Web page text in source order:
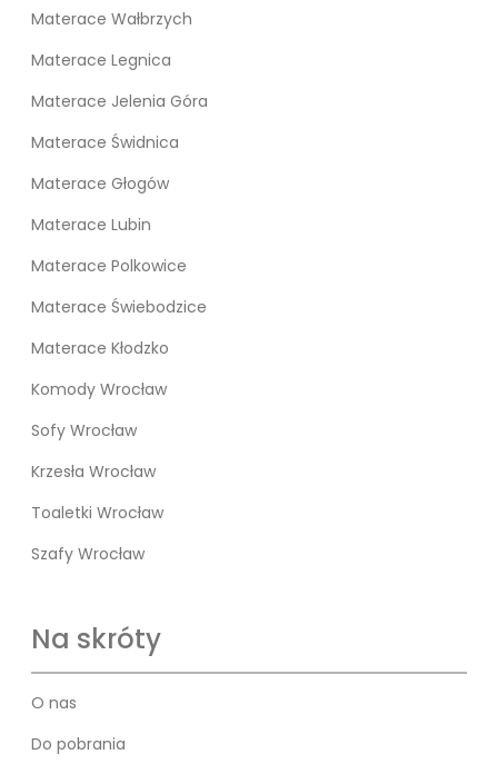
Materace Wałbrzych
Materace Legnica
Materace Jelenia Góra
Materace Świdnica
Materace Głogów
Materace Lubin
Materace Polkowice
Materace Świebodzice
Materace Kłodzko
Komody Wrocław
Sofy Wrocław
Krzesła Wrocław
Toaletki Wrocław
Szafy Wrocław
Na skróty
O nas
Do pobrania